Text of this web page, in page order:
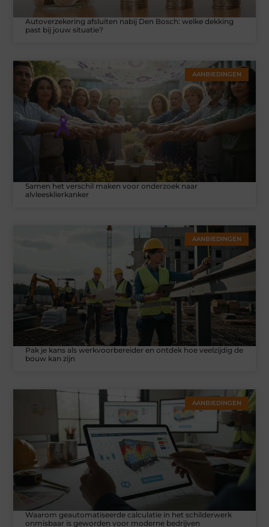
Autoverzekering afsluiten nabij Den Bosch: welke dekking
past bij jouw situatie?
AANBIEDINGEN
Samen het verschil maken voor onderzoek naar
alvleesklierkanker
AANBIEDINGEN
Pak je kans als werkvoorbereider en ontdek hoe veelzijdig de
bouw kan zijn
AANBIEDINGEN
Waarom geautomatiseerde calculatie in het schilderwerk
onmisbaar is geworden voor moderne bedrijven